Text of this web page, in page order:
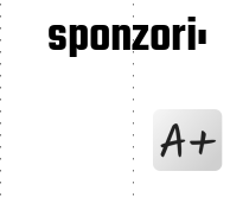
sponzori: